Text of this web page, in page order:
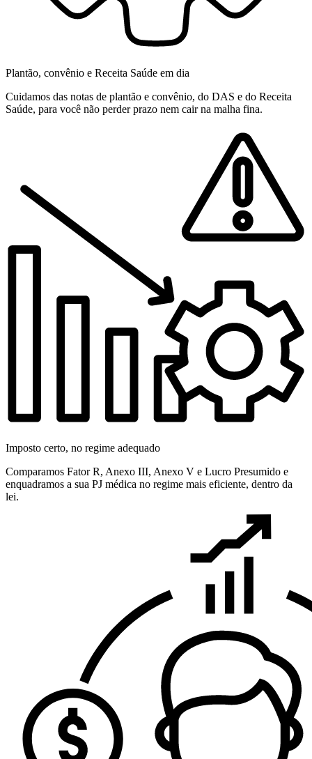
Plantão, convênio e Receita Saúde em dia
Cuidamos das notas de plantão e convênio, do DAS e do Receita
Saúde, para você não perder prazo nem cair na malha fina.
Imposto certo, no regime adequado
Comparamos Fator R, Anexo III, Anexo V e Lucro Presumido e
enquadramos a sua PJ médica no regime mais eficiente, dentro da
lei.